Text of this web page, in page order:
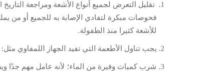
تقليل التعرض لجميع أنواع الأشعة ومراجعة
فحوصات مبكرة لتفادي الإصابة به للجميع أو من
للأشعة كثيرا منذ الطفولة.
يجب تناول الأطعمة التي تفيد الجهاز اللمفاوي
شرب كميات وفيرة من الماء؛ لأنه عامل مهم جدًا